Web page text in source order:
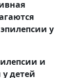
у
и
детей